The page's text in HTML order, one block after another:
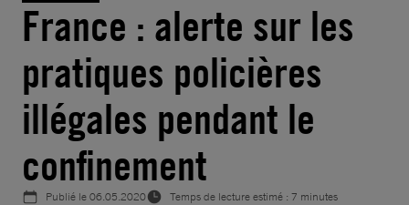
France : alerte sur les
pratiques policières
illégales pendant le
confinement
Publié le06.05.2020
Temps de lecture estimé : 7 minutes